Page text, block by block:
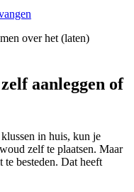
over het (laten)
aanleggen of
in huis, kun je
zelf te plaatsen. Maar
besteden. Dat heeft